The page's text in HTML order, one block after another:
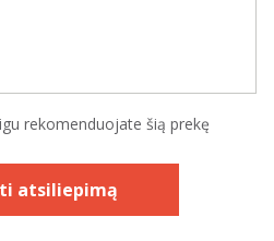
rekomenduojate šią prekę
atsiliepimą